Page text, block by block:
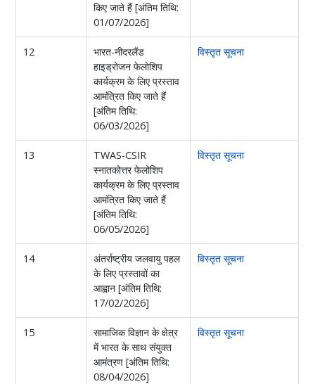
किए जाते हैं [अंतिम तिथि:
01/07/2026]
12
भारत-नीदरलैंड
हाइड्रोजन फेलोशिप
कार्यक्रम के लिए प्रस्ताव
आमंत्रित किए जाते हैं
[अंतिम तिथि:
06/03/2026]
विस्तृत सूचना
13
TWAS-CSIR
स्नातकोत्तर फेलोशिप
कार्यक्रम के लिए प्रस्ताव
आमंत्रित किए जाते हैं
[अंतिम तिथि:
06/05/2026]
विस्तृत सूचना
14
अंतर्राष्ट्रीय जलवायु पहल
के लिए प्रस्तावों का
आह्वान [अंतिम तिथि:
17/02/2026]
विस्तृत सूचना
15
सामाजिक विज्ञान के क्षेत्र
में भारत के साथ संयुक्त
आमंत्रण [अंतिम तिथि:
08/04/2026]
विस्तृत सूचना